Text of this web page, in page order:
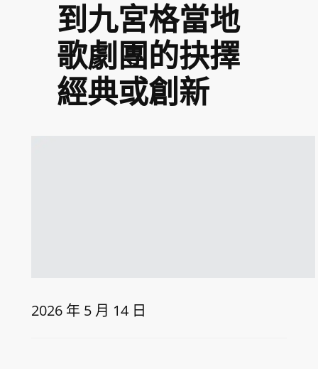
到九宮格當地
歌劇團的抉擇
經典或創新
2026 年 5 月 14 日